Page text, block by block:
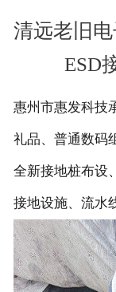
清远老旧
ESD
惠州市惠发科技
礼品、普通数码
全新接地桩布设
接地设施、流水